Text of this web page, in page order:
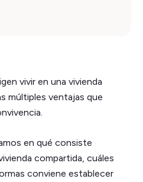
vivir en una vivienda
múltiples ventajas que
en qué consiste
compartida, cuáles
conviene establecer